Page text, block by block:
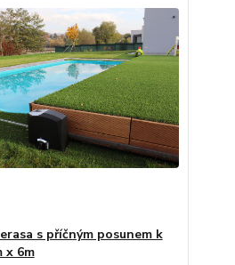
s příčným posunem k
x 6m